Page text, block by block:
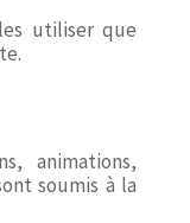
utiliser que
animations,
soumis à la